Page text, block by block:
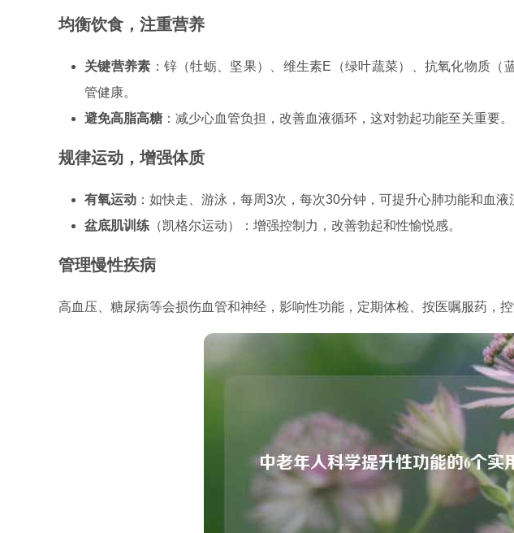
均衡饮食，注重营养
关键营养素 ：锌（牡蛎、坚果）、维生素E（绿叶蔬菜）、抗氧化物质（
管健康。
避免高脂高糖 ：减少心血管负担，改善血液循环，这对勃起功能至关重要。
规律运动，增强体质
有氧运动 ：如快走、游泳，每周3次，每次30分钟，可提升心肺功能和血液
盆底肌训练 （凯格尔运动）：增强控制力，改善勃起和性愉悦感。
管理慢性疾病
高血压、糖尿病等会损伤血管和神经，影响性功能，定期体检、按医嘱服药，